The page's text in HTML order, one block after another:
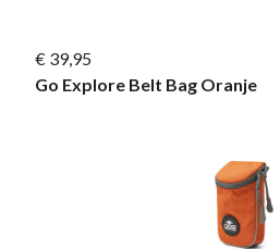
€ 39,95
Go Explore Belt Bag Oranje